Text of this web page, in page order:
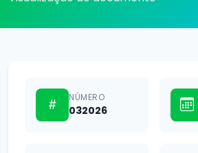
NÚMERO
032026